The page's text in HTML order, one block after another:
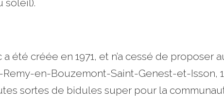
soleil).
a été créée en 1971, et n’a cessé de
en-Bouzemont-Saint-Genest-et-Isson,
sortes de bidules super pour la